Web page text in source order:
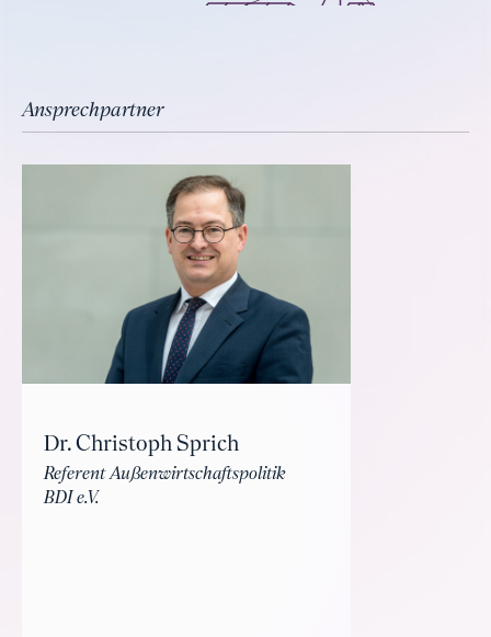
Ansprechpartner
Dr. Christoph Sprich
Referent Außenwirtschaftspolitik
BDI e.V.